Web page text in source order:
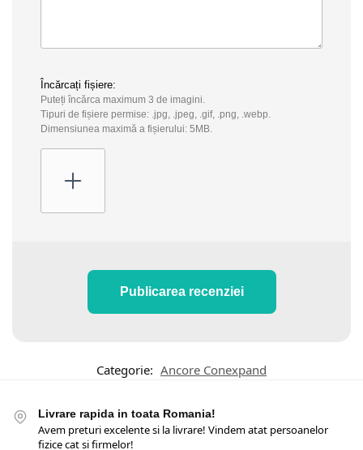
Încărcați fișiere:
Puteți încărca maximum 3 de imagini.
Tipuri de fișiere permise: .jpg, .jpeg, .gif, .png, .webp.
Dimensiunea maximă a fișierului: 5MB.
Publicarea recenziei
Categorie: Ancore Conexpand
Livrare rapida in toata Romania!
Avem preturi excelente si la livrare! Vindem atat persoanelor
fizice cat si firmelor!